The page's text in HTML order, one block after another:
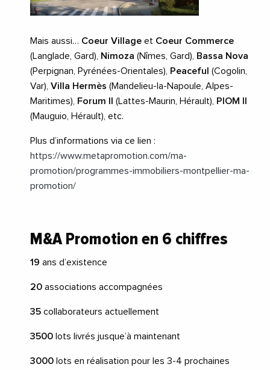
Mais aussi… Coeur Village et Coeur Commerce
(Langlade, Gard),
Nimoza (Nîmes, Gard),
Bassa Nova
(Perpignan, Pyrénées-Orientales),
Peaceful (Cogolin,
Var), Villa Hermès (Mandelieu-la-Napoule, Alpes-
Maritimes),
Forum II (Lattes-Maurin, Hérault),
PIOM II
(Mauguio, Hérault), etc.
Plus d’informations via ce lien :
https://www.metapromotion.com/ma-
promotion/programmes-immobiliers-montpellier-ma-
promotion/
M&A Promotion en 6 chiffres
19 ans d’existence
20 associations accompagnées
35 collaborateurs actuellement
3500 lots livrés jusque’à maintenant
3000 lots en réalisation pour les 3-4 prochaines